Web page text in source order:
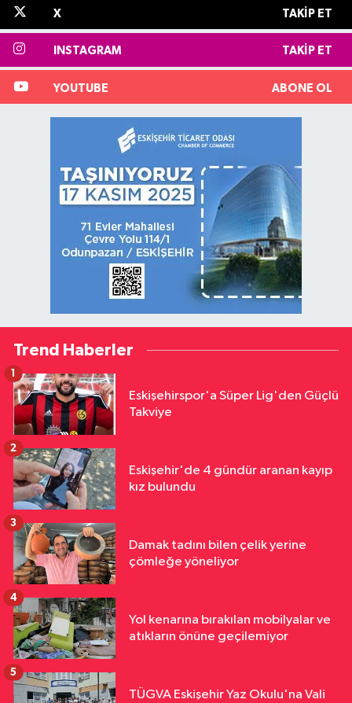
X TAKIP ET
INSTAGRAM TAKIP ET
YOUTUBE ABONE OL
Trend Haberler
Eskişehirspor'a Süper Lig'den Güçlü
Takviye
1
Eskişehir'de 4 gündür aranan kayıp
kız bulundu
2
Damak tadını bilen çelik yerine
çömleğe yöneliyor
3
Yol kenarına bırakılan mobilyalar ve
atıkların önüne geçilemiyor
4
TÜGVA Eskişehir Yaz Okulu'na Vali
5